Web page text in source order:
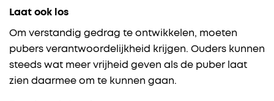
Laat ook los
Om verstandig gedrag te ontwikkelen, moeten
pubers verantwoordelijkheid krijgen. Ouders kunnen
steeds wat meer vrijheid geven als de puber laat
zien daarmee om te kunnen gaan.